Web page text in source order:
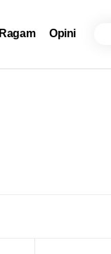
Ragam Opini